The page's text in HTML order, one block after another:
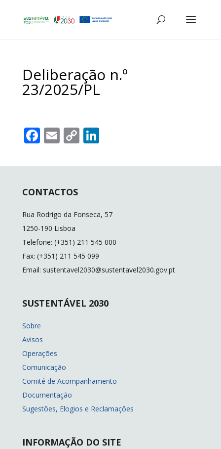
Deliberação n.º
23/2025/PL
F
e
o
o
k
E
ai
C
p
n
Li
k
n
CONTACTOS
Rua Rodrigo da Fonseca, 57
1250-190 Lisboa
Telefone: (+351) 211 545 000
Fax: (+351) 211 545 099
Email: sustentavel2030@sustentavel2030.gov.pt
SUSTENTÁVEL 2030
Sobre
Avisos
Operações
Comunicação
Comité de Acompanhamento
Documentação
Sugestões, Elogios e Reclamações
INFORMAÇÃO DO SITE